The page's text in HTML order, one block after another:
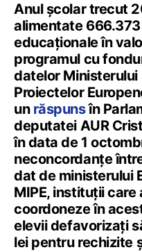
Anul școlar trecut
alimentate
educaționale în
programul cu
datelor
Proiectelor
un răspunsîn
deputatei AUR
în data de 1
neconcordanțe
dat de ministerului
MIPE, instituții care
coordoneze în
elevii defavorizați
lei pentru rechizite